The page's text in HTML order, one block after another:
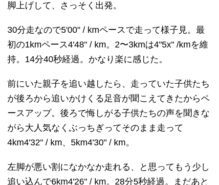
脚上げして、さっそく出発。
30分走なので5'00" / kmペースで走って様子見。最
初の1kmペース4'48" / km。2〜3kmは4"5x" /kmを維
持。14分40秒経過。かなり楽に感じた。
前にいた親子を追い越したら、走っていた子供たち
が後ろから追いかけくる足音が聞こえてきたからペ
ースアップ。後ろで悔しがる子供たちの声を聞きな
がら大人気なくぶっちぎってそのまま走って
4km4'32" / km、5km4'30" / km。
左脚が悪い割になかなか走れる、と思ってもう少し
追い込んで6km4'26" / km。28分5秒経過。まだあと